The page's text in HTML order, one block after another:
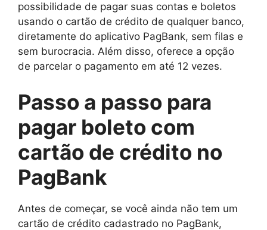
possibilidade de pagar suas contas e boletos
usando o cartão de crédito de qualquer banco,
diretamente do aplicativo PagBank, sem filas e
sem burocracia. Além disso, oferece a opção
de parcelar o pagamento em até 12 vezes.
Passo a passo para
pagar boleto com
cartão de crédito no
PagBank
Antes de começar, se você ainda não tem um
cartão de crédito cadastrado no PagBank,